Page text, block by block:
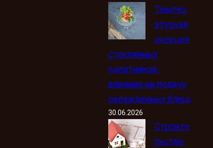
Темпер
атурная
инерция
стеклянных
салатников:
влияние на подачу
охлаждённых блюд
30.06.2026
Строите
льство